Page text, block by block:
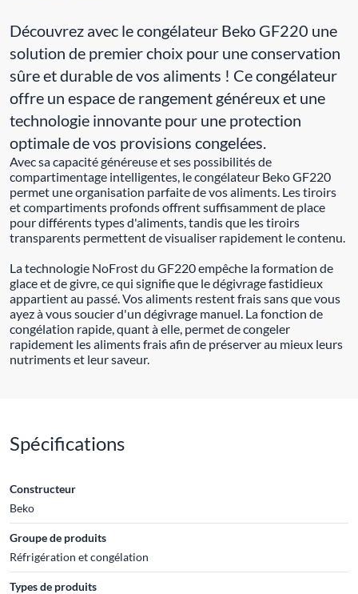
Découvrez avec le congélateur Beko GF220 une
solution de premier choix pour une conservation
sûre et durable de vos aliments ! Ce congélateur
offre un espace de rangement généreux et une
technologie innovante pour une protection
optimale de vos provisions congelées.
Avec sa capacité généreuse et ses possibilités de
compartimentage intelligentes, le congélateur Beko GF220
permet une organisation parfaite de vos aliments. Les tiroirs
et compartiments profonds offrent suffisamment de place
pour différents types d'aliments, tandis que les tiroirs
transparents permettent de visualiser rapidement le contenu.
La technologie NoFrost du GF220 empêche la formation de
glace et de givre, ce qui signifie que le dégivrage fastidieux
appartient au passé. Vos aliments restent frais sans que vous
ayez à vous soucier d'un dégivrage manuel. La fonction de
congélation rapide, quant à elle, permet de congeler
rapidement les aliments frais afin de préserver au mieux leurs
nutriments et leur saveur.
Spécifications
Constructeur
Beko
Groupe de produits
Réfrigération et congélation
Types de produits